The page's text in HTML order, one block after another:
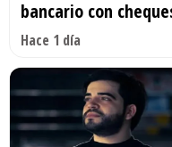
bancario con
Hace 1 día